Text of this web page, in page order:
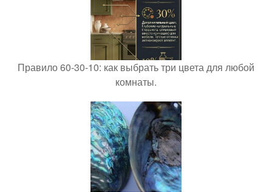
Правило 60-30-10: как выбрать три цвета для любой
комнаты.